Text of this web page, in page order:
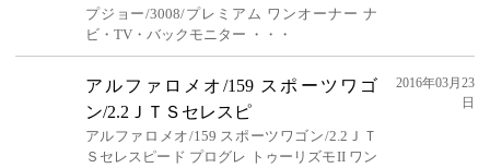
プジョー/3008/プレミアム ワンオーナー ナ
ビ・TV・バックモニター ・・・
アルファロメオ/159 スポーツワゴ
ン/2.2ＪＴＳセレスピ
アルファロメオ/159 スポーツワゴン/2.2ＪＴ
Ｓセレスピード プログレ トゥーリズモII ワン
2016年03月23
日